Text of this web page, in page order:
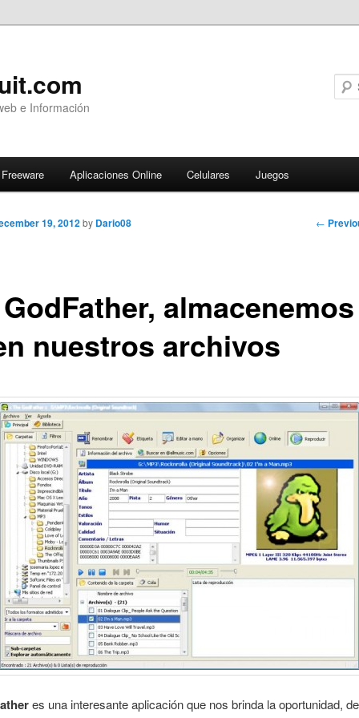
e Información
Freeware Aplicaciones Online Celulares Juegos
Post
←
nuestros archivos
19, 2012 by Dario08
es una interesante aplicación que nos brinda la oportunidad, de